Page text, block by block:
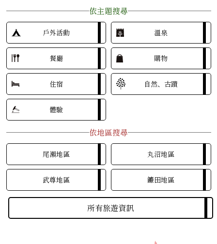
依主題搜尋
戶外活動 溫泉
住宿 自然、古蹟
餐廳 購物
體驗
依地區搜尋
尾瀨地區 丸沼地區
武尊地區 鐮田地區
所有旅遊資訊